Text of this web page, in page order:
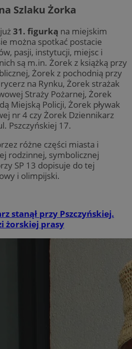
Szlaku Żorka
31. figurką na miejskim
można spotkać postacie
pasji, instytucji, miejsc i
są m.in. Żorek z książką przy
Żorek z pochodnią przy
na Rynku, Żorek strażak
Straży Pożarnej, Żorek
Miejską Policji, Żorek pływak
nr 4 czy Żorek Dziennikarz
Pszczyńskiej 17.
różne części miasta i
rodzinnej, symbolicznej
SP 13 dopisuje do tej
i olimpijski.
stanął przy Pszczyńskiej.
żorskiej prasy